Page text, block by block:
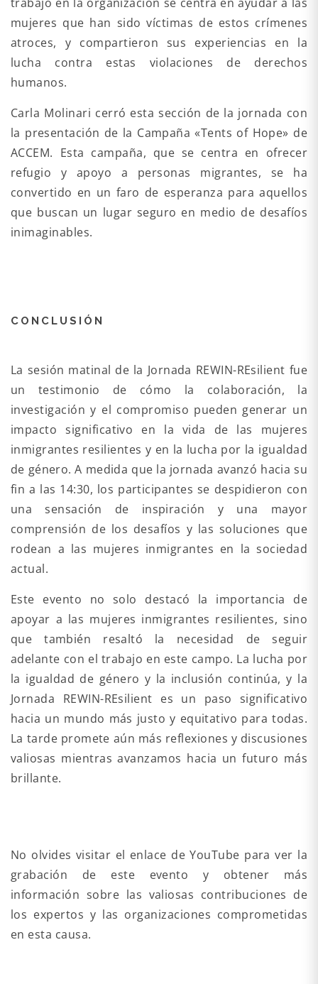
mujeres que han sido víctimas de estos crímenes
atroces, y compartieron sus experiencias en la
lucha contra estas violaciones de derechos
humanos.
Carla Molinari cerró esta sección de la jornada con
la presentación de la Campaña «Tents of Hope» de
ACCEM. Esta campaña, que se centra en ofrecer
refugio y apoyo a personas migrantes, se ha
convertido en un faro de esperanza para aquellos
que buscan un lugar seguro en medio de desafíos
inimaginables.
CONCLUSIÓN
La sesión matinal de la Jornada REWIN-REsilient fue
un testimonio de cómo la colaboración, la
investigación y el compromiso pueden generar un
impacto significativo en la vida de las mujeres
inmigrantes resilientes y en la lucha por la igualdad
de género. A medida que la jornada avanzó hacia su
fin a las 14:30, los participantes se despidieron con
una sensación de inspiración y una mayor
comprensión de los desafíos y las soluciones que
rodean a las mujeres inmigrantes en la sociedad
actual.
Este evento no solo destacó la importancia de
apoyar a las mujeres inmigrantes resilientes, sino
que también resaltó la necesidad de seguir
adelante con el trabajo en este campo. La lucha por
la igualdad de género y la inclusión continúa, y la
Jornada REWIN-REsilient es un paso significativo
hacia un mundo más justo y equitativo para todas.
La tarde promete aún más reflexiones y discusiones
valiosas mientras avanzamos hacia un futuro más
brillante.
No olvides visitar el enlace de YouTube para ver la
grabación de este evento y obtener más
información sobre las valiosas contribuciones de
los expertos y las organizaciones comprometidas
en esta causa.